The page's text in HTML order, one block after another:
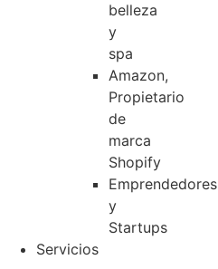
belleza
y
spa
Amazon,
Propietario
de
marca
Shopify
Emprendedores
y
Startups
Servicios